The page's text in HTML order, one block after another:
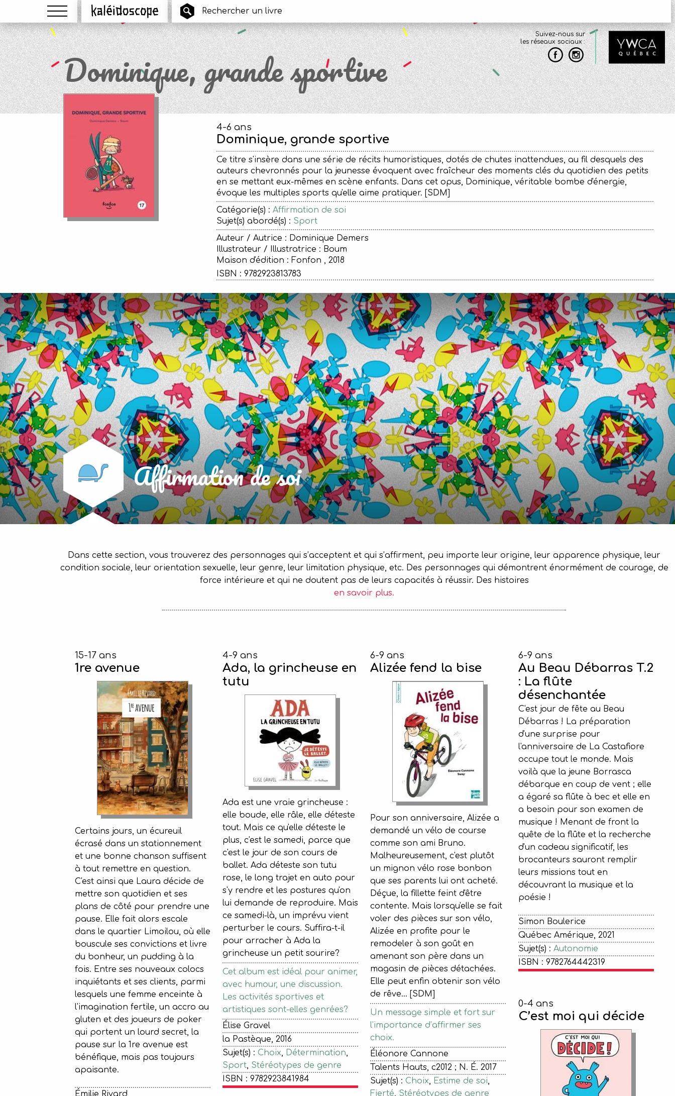
Menu Kaléidoscope
Suivez-nous sur
les réseaux sociaux :
Dominique, grande sportive
4-6 ans
Dominique, grande sportive
Ce titre s'insère dans une série de récits humoristiques, dotés de chutes inattendues, au fil desquels des
auteurs chevronnés pour la jeunesse évoquent avec fraîcheur des moments clés du quotidien des petits
en se mettant eux-mêmes en scène enfants. Dans cet opus, Dominique, véritable bombe d'énergie,
évoque les multiples sports qu'elle aime pratiquer. [SDM]
Catégorie(s) : Affirmation de soi
Sujet(s) abordé(s) : Sport
Auteur / Autrice : Dominique Demers
Illustrateur / Illustratrice : Boum
Maison d'édition : Fonfon , 2018
ISBN : 9782923813783
Affirmation de soi
Dans cette section, vous trouverez des personnages qui s’acceptent et qui s’affirment, peu importe leur origine, leur apparence physique, leur
condition sociale, leur orientation sexuelle, leur genre, leur limitation physique, etc. Des personnages qui démontrent énormément de courage, de
force intérieure et qui ne doutent pas de leurs capacités à réussir. Des histoires
en savoir plus.
15-17 ans
1re avenue
Certains jours, un écureuil
écrasé dans un stationnement
et une bonne chanson suffisent
à tout remettre en question.
C'est ainsi que Laura décide de
mettre son quotidien et ses
plans de côté pour prendre une
pause. Elle fait alors escale
dans le quartier Limoilou, où elle
bouscule ses convictions et livre
du bonheur, un pudding à la
fois. Entre ses nouveaux colocs
inquiétants et ses clients, parmi
lesquels une femme enceinte à
l'imagination fertile, un accro au
gluten et des joueurs de poker
qui portent un lourd secret, la
pause sur la 1re avenue est
bénéfique, mais pas toujours
apaisante.
Émilie Rivard
4-9 ans
Ada, la grincheuse en
tutu
Ada est une vraie grincheuse :
elle boude, elle râle, elle déteste
tout. Mais ce qu'elle déteste le
plus, c'est le samedi, parce que
c'est le jour de son cours de
ballet. Ada déteste son tutu
rose, le long trajet en auto pour
s'y rendre et les postures qu'on
lui demande de reproduire. Mais
ce samedi-là, un imprévu vient
perturber le cours. Suffira-t-il
pour arracher à Ada la
grincheuse un petit sourire?
Cet album est idéal pour animer,
avec humour, une discussion.
Les activités sportives et
artistiques sont-elles genrées?
Élise Gravel
la Pastèque, 2016
Sujet(s) : Choix, Détermination,
Sport, Stéréotypes de genre
ISBN : 9782923841984
6-9 ans
Alizée fend la bise
Pour son anniversaire, Alizée a
demandé un vélo de course
comme son ami Bruno.
Malheureusement, c'est plutôt
un mignon vélo rose bonbon
que ses parents lui ont acheté.
Déçue, la fillette feint d'être
contente. Mais lorsqu'elle se fait
voler des pièces sur son vélo,
Alizée en profite pour le
remodeler à son goût en
amenant son père dans un
magasin de pièces détachées.
Elle peut enfin obtenir son vélo
de rêve... [SDM]
Un message simple et fort sur
l’importance d’affirmer ses
choix.
Éléonore Cannone
Talents Hauts, c2012 ; N. É. 2017
Sujet(s) : Choix, Estime de soi,
Fierté, Stéréotypes de genre
6-9 ans
Au Beau Débarras T.2
: La flûte
désenchantée
C'est jour de fête au Beau
Débarras ! La préparation
d'une surprise pour
l'anniversaire de La Castafiore
occupe tout le monde. Mais
voilà que la jeune Borrasca
débarque en coup de vent ; elle
a égaré sa flûte à bec et elle en
a besoin pour son examen de
musique ! Menant de front la
quête de la flûte et la recherche
d'un cadeau significatif, les
brocanteurs sauront remplir
leurs missions tout en
découvrant la musique et la
poésie !
Simon Boulerice
Québec Amérique, 2021
Sujet(s) : Autonomie
ISBN : 9782764442319
0-4 ans
C’est moi qui décide